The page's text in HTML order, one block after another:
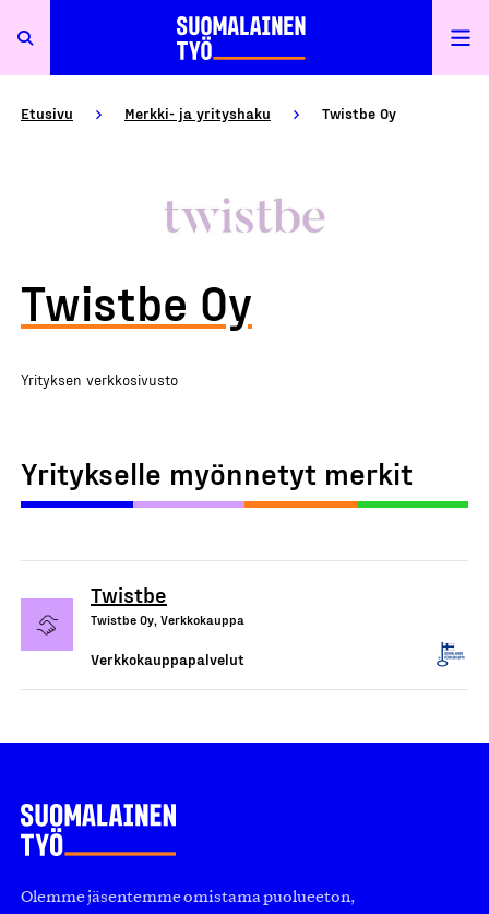
Etusivu Merkki- ja yrityshaku Twistbe Oy
Twistbe Oy
Yrityksen verkkosivusto
Yritykselle myönnetyt merkit
Twistbe
Twistbe Oy, Verkkokauppa
Verkkokauppapalvelut
Olemme jäsentemme omistama puolueeton,